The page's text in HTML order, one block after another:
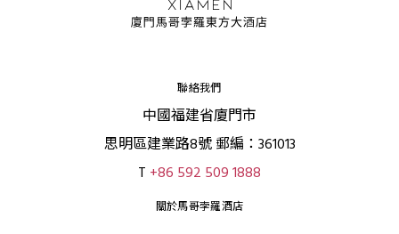
聯絡我們
中國福建省廈門市
思明區建業路8號 郵編：361013
T +86 592 509 1888
關於馬哥孛羅酒店